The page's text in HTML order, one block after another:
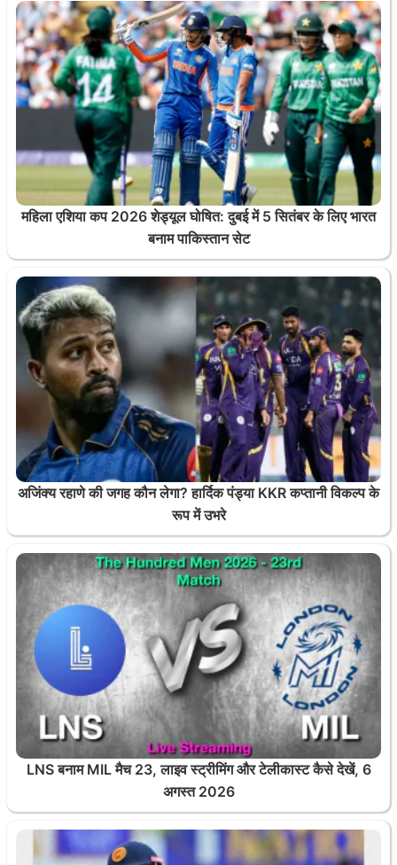
महिला एशिया कप 2026 शेड्यूल घोषित: दुबई में 5 सितंबर के लिए भारत
बनाम पाकिस्तान सेट
अजिंक्य रहाणे की जगह कौन लेगा? हार्दिक पंड्या KKR कप्तानी विकल्प के
रूप में उभरे
LNS बनाम MIL मैच 23, लाइव स्ट्रीमिंग और टेलीकास्ट कैसे देखें, 6
अगस्त 2026